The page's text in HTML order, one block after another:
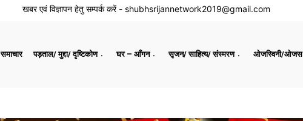
खबर एवं विज्ञापन हेतु सम्पर्क करें - shubhsrijannetwork2019@gmail.com
समाचार पड़ताल/ मुद्दा/ दृष्टिकोण घर – आँगन सृजन/ साहित्य/ संस्मरण ओजस्विनी/ओजस